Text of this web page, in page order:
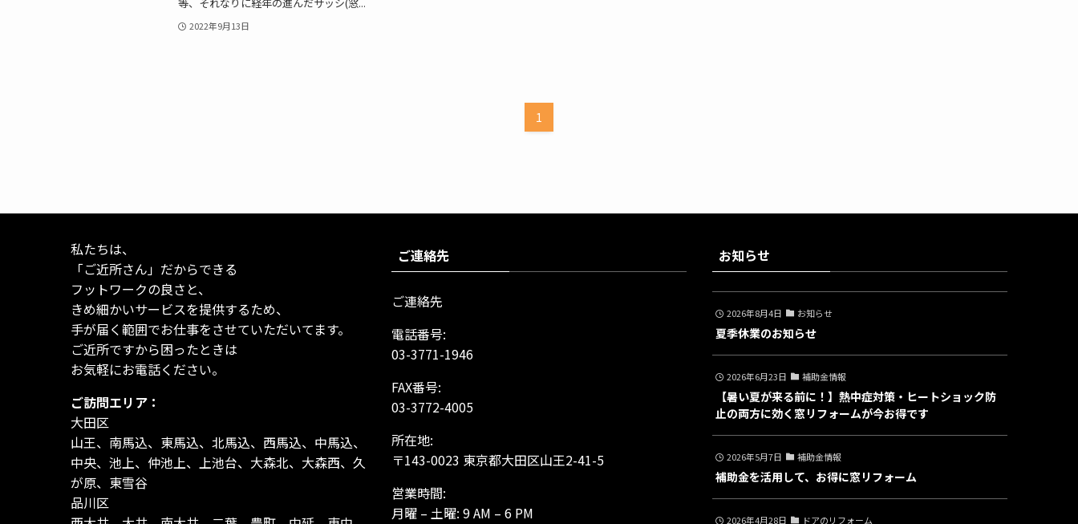
等、それなりに経年の進んだサッシ(窓...
2022年9月13日
1
私たちは、
「ご近所さん」だからできる
フットワークの良さと、
きめ細かいサービスを提供するため、
手が届く範囲でお仕事をさせていただいてます。
ご近所ですから困ったときは
お気軽にお電話ください。
ご訪問エリア：
大田区
山王、南馬込、東馬込、北馬込、西馬込、中馬込、
中央、池上、仲池上、上池台、大森北、大森西、久
が原、東雪谷
品川区
ご連絡先
ご連絡先
電話番号:
03-3771-1946
FAX番号:
03-3772-4005
所在地:
〒143-0023 東京都大田区山王2-41-5
営業時間:
月曜 – 土曜: 9 AM – 6 PM
お知らせ
2026年8月4日 お知らせ
夏季休業のお知らせ
2026年6月23日 補助金情報
【暑い夏が来る前に！】熱中症対策・ヒートショック防
止の両方に効く窓リフォームが今お得です
2026年5月7日 補助金情報
補助金を活用して、お得に窓リフォーム
2026年4月28日 ドアのリフォーム